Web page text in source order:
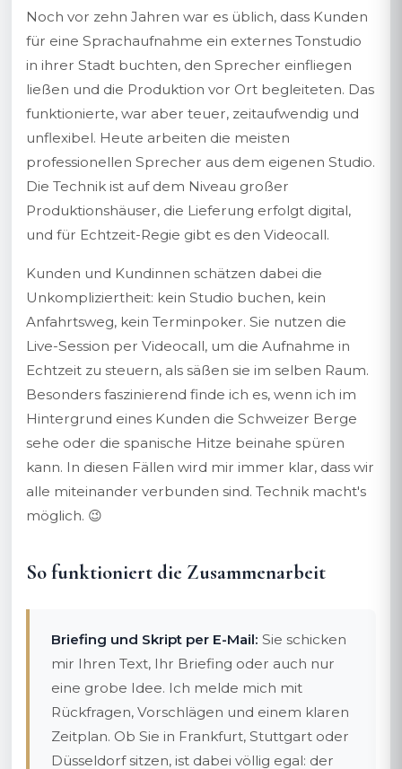
Noch vor zehn Jahren war es üblich, dass Kunden
für eine Sprachaufnahme ein externes Tonstudio
in ihrer Stadt buchten, den Sprecher einfliegen
ließen und die Produktion vor Ort begleiteten. Das
funktionierte, war aber teuer, zeitaufwendig und
unflexibel. Heute arbeiten die meisten
professionellen Sprecher aus dem eigenen Studio.
Die Technik ist auf dem Niveau großer
Produktionshäuser, die Lieferung erfolgt digital,
und für Echtzeit-Regie gibt es den Videocall.
Kunden und Kundinnen schätzen dabei die
Unkompliziertheit: kein Studio buchen, kein
Anfahrtsweg, kein Terminpoker. Sie nutzen die
Live-Session per Videocall, um die Aufnahme in
Echtzeit zu steuern, als säßen sie im selben Raum.
Besonders faszinierend finde ich es, wenn ich im
Hintergrund eines Kunden die Schweizer Berge
sehe oder die spanische Hitze beinahe spüren
kann. In diesen Fällen wird mir immer klar, dass wir
alle miteinander verbunden sind. Technik macht's
möglich. 😉
So funktioniert die Zusammenarbeit
Briefing und Skript per E-Mail: Sie schicken
mir Ihren Text, Ihr Briefing oder auch nur
eine grobe Idee. Ich melde mich mit
Rückfragen, Vorschlägen und einem klaren
Zeitplan. Ob Sie in Frankfurt, Stuttgart oder
Düsseldorf sitzen, ist dabei völlig egal: der